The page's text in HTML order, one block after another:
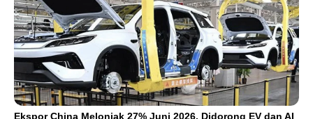
Ekspor China Melonjak 27% Juni 2026, Didorong EV dan AI